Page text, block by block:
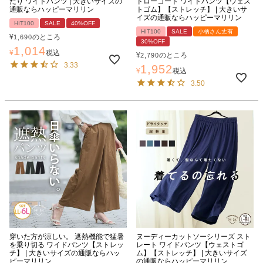
通販ならハッピーマリリン
HIT100 SALE 40%OFF
¥1,690のところ
¥1,014税込
3.33
トゴム】【ストレッチ】 | 大きいサ
イズの通販ならハッピーマリリン
HIT100 SALE
小柄さん丈有
30%OFF
¥2,790のところ
¥1,952税込
3.50
穿いた方が涼しい。 遮熱機能で猛暑
を乗り切る ワイドパンツ【ストレッ
チ】 | 大きいサイズの通販ならハッ
ピーマリリン
ヌーディーカットソーシリーズ スト
レート ワイドパンツ【ウェストゴ
ム】【ストレッチ】 | 大きいサイズ
の通販ならハッピーマリリン